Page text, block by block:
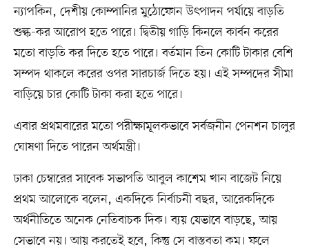
ন্যাপকিন, দেশীয় কোম্পানির মুঠোফোন উৎপাদন পর্যায়ে বাড়তি
শুল্ক-কর আরোপ হতে পারে। দ্বিতীয় গাড়ি কিনলে কার্বন করের
মতো বাড়তি কর দিতে হতে পারে। বর্তমান তিন কোটি টাকার বেশি
সম্পদ থাকলে করের ওপর সারচার্জ দিতে হয়। এই সম্পদের সীমা
বাড়িয়ে চার কোটি টাকা করা হতে পারে।
এবার প্রথমবারের মতো পরীক্ষামূলকভাবে সর্বজনীন পেনশন চালুর
ঘোষণা দিতে পারেন অর্থমন্ত্রী।
ঢাকা চেম্বারের সাবেক সভাপতি আবুল কাশেম খান বাজেট নিয়ে
প্রথম আলোকে বলেন, একদিকে নির্বাচনী বছর, আরেকদিকে
অর্থনীতিতে অনেক নেতিবাচক দিক। ব্যয় যেভাবে বাড়ছে, আয়
সেভাবে নয়। আয় করতেই হবে, কিন্তু সে বাস্তবতা কম। ফলে